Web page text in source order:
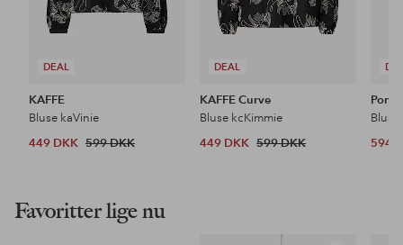
DEAL
KAFFE
Bluse kaVinie
449 DKK 599 DKK
DEAL
KAFFE Curve
Bluse kcKimmie
449 DKK 599 DKK
Pont
594
Favoritter lige nu